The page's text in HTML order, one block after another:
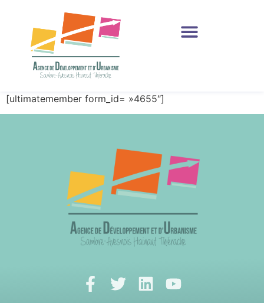
[ultimatemember form_id= »4655″]